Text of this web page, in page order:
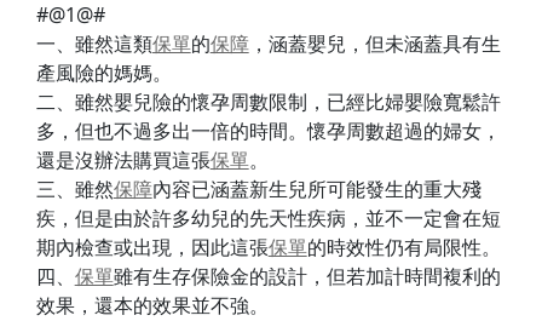
#@1@#
一、雖然這類保單的保障，涵蓋嬰兒，但未涵蓋具有生
產風險的媽媽。
二、雖然嬰兒險的懷孕周數限制，已經比婦嬰險寬鬆許
多，但也不過多出一倍的時間。懷孕周數超過的婦女，
還是沒辦法購買這張保單。
三、雖然保障內容已涵蓋新生兒所可能發生的重大殘
疾，但是由於許多幼兒的先天性疾病，並不一定會在短
期內檢查或出現，因此這張保單的時效性仍有局限性。
四、 保單雖有生存保險金的設計，但若加計時間複利的
效果，還本的效果並不強。